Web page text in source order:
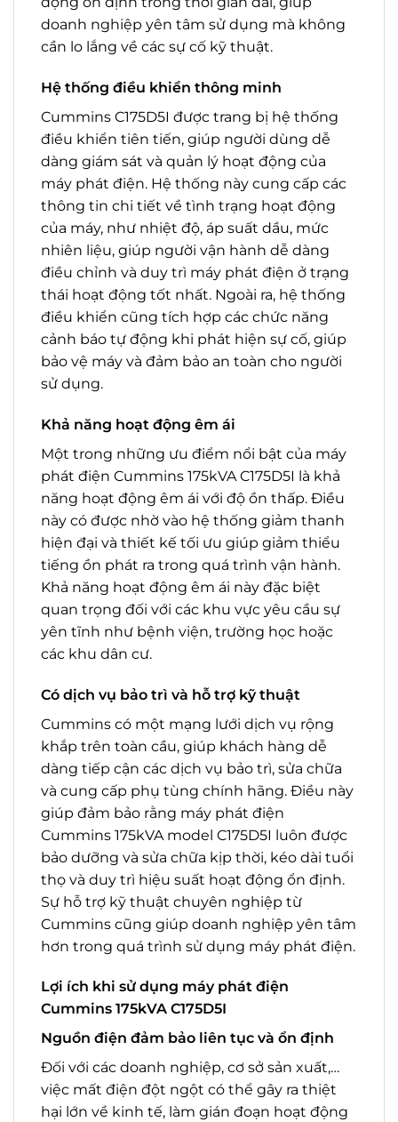
doanh nghiệp yên tâm sử dụng mà không
cần lo lắng về các sự cố kỹ thuật.
Hệ thống điều khiển thông minh
Cummins C175D5I được trang bị hệ thống
điều khiển tiên tiến, giúp người dùng dễ
dàng giám sát và quản lý hoạt động của
máy phát điện. Hệ thống này cung cấp các
thông tin chi tiết về tình trạng hoạt động
của máy, như nhiệt độ, áp suất dầu, mức
nhiên liệu, giúp người vận hành dễ dàng
điều chỉnh và duy trì máy phát điện ở trạng
thái hoạt động tốt nhất. Ngoài ra, hệ thống
điều khiển cũng tích hợp các chức năng
cảnh báo tự động khi phát hiện sự cố, giúp
bảo vệ máy và đảm bảo an toàn cho người
sử dụng.
Khả năng hoạt động êm ái
Một trong những ưu điểm nổi bật của máy
phát điện Cummins 175kVA C175D5I là khả
năng hoạt động êm ái với độ ồn thấp. Điều
này có được nhờ vào hệ thống giảm thanh
hiện đại và thiết kế tối ưu giúp giảm thiểu
tiếng ồn phát ra trong quá trình vận hành.
Khả năng hoạt động êm ái này đặc biệt
quan trọng đối với các khu vực yêu cầu sự
yên tĩnh như bệnh viện, trường học hoặc
các khu dân cư.
Có dịch vụ bảo trì và hỗ trợ kỹ thuật
Cummins có một mạng lưới dịch vụ rộng
khắp trên toàn cầu, giúp khách hàng dễ
dàng tiếp cận các dịch vụ bảo trì, sửa chữa
và cung cấp phụ tùng chính hãng. Điều này
giúp đảm bảo rằng máy phát điện
Cummins 175kVA model C175D5I luôn được
bảo dưỡng và sửa chữa kịp thời, kéo dài tuổi
thọ và duy trì hiệu suất hoạt động ổn định.
Sự hỗ trợ kỹ thuật chuyên nghiệp từ
Cummins cũng giúp doanh nghiệp yên tâm
hơn trong quá trình sử dụng máy phát điện.
Lợi ích khi sử dụng máy phát điện
Cummins 175kVA C175D5I
Nguồn điện đảm bảo liên tục và ổn định
Đối với các doanh nghiệp, cơ sở sản xuất,…
việc mất điện đột ngột có thể gây ra thiệt
hại lớn về kinh tế, làm gián đoạn hoạt động